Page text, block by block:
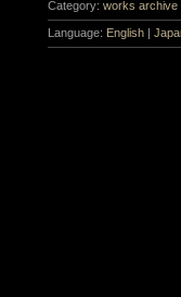
Category: works archive
Language: English |